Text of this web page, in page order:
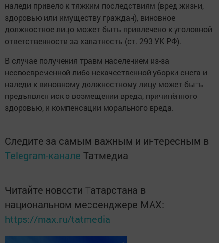
наледи привело к тяжким последствиям (вред жизни,
здоровью или имуществу граждан), виновное
должностное лицо может быть привлечено к уголовной
ответственности за халатность (ст. 293 УК РФ).
В случае получения травм населением из-за
несвоевременной либо некачественной уборки снега и
наледи к виновному должностному лицу может быть
предъявлен иск о возмещении вреда, причинённого
здоровью, и компенсации морального вреда.
Следите за самым важным и интересным в
Telegram-канале Татмедиа
Читайте новости Татарстана в
национальном мессенджере MАХ:
https://max.ru/tatmedia